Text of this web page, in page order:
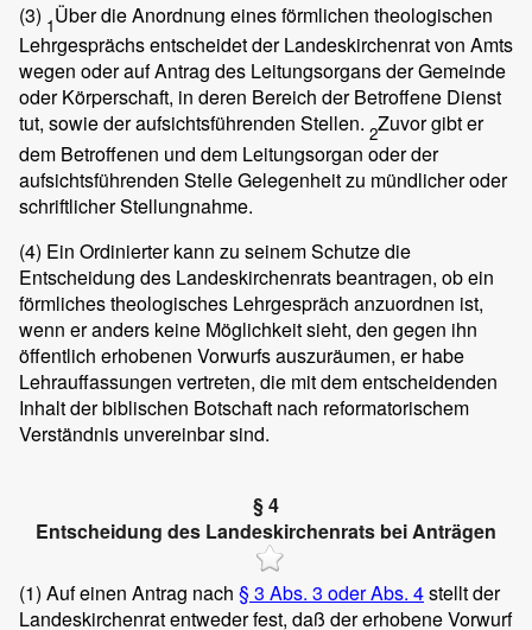
(3) 1Über die Anordnung eines förmlichen theologischen
Lehrgesprächs entscheidet der Landeskirchenrat von Amts
wegen oder auf Antrag des Leitungsorgans der Gemeinde
oder Körperschaft, in deren Bereich der Betroffene Dienst
tut, sowie der aufsichtsführenden Stellen. 2Zuvor gibt er
dem Betroffenen und dem Leitungsorgan oder der
aufsichtsführenden Stelle Gelegenheit zu mündlicher oder
schriftlicher Stellungnahme.
(4) Ein Ordinierter kann zu seinem Schutze die
Entscheidung des Landeskirchenrats beantragen, ob ein
förmliches theologisches Lehrgespräch anzuordnen ist,
wenn er anders keine Möglichkeit sieht, den gegen ihn
öffentlich erhobenen Vorwurfs auszuräumen, er habe
Lehrauffassungen vertreten, die mit dem entscheidenden
Inhalt der biblischen Botschaft nach reformatorischem
Verständnis unvereinbar sind.
§ 4
Entscheidung des Landeskirchenrats bei Anträgen
(1) Auf einen Antrag nach § 3 Abs. 3 oder Abs. 4stellt der
Landeskirchenrat entweder fest, daß der erhobene Vorwurf